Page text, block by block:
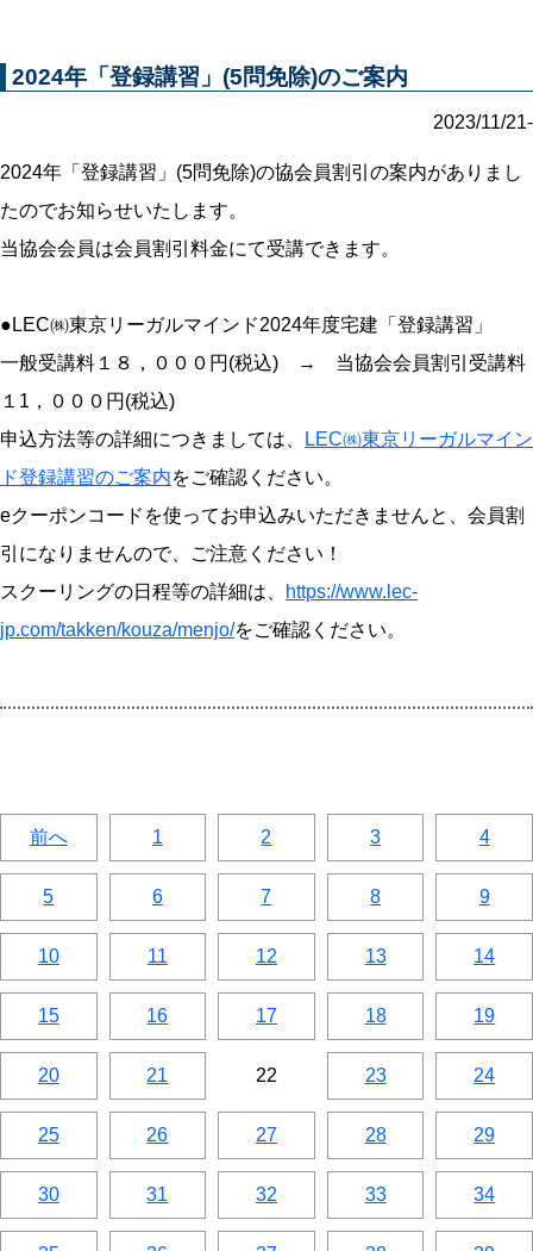
2024年「登録講習」(5問免除)のご案内
2023/11/21-
2024年「登録講習」(5問免除)の協会員割引の案内がありまし
たのでお知らせいたします。
当協会会員は会員割引料金にて受講できます。
●LEC㈱東京リーガルマインド2024年度宅建「登録講習」
一般受講料１８，０００円(税込) → 当協会会員割引受講料
１1，０００円(税込)
申込方法等の詳細につきましては、
LEC㈱東京リーガルマイン
ド登録講習のご案内をご確認ください。
eクーポンコードを使ってお申込みいただきませんと、会員割
引になりませんので、ご注意ください！
スクーリングの日程等の詳細は、
https://www.lec-
jp.com/takken/kouza/menjo/をご確認ください。
前へ 1 2 3 4
5 6 7 8 9
10 11 12 13 14
15 16 17 18 19
20 21 22 23 24
25 26 27 28 29
30 31 32 33 34